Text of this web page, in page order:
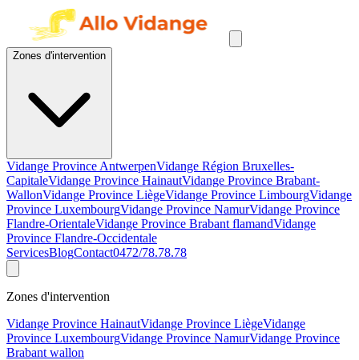
Zones d'intervention
Vidange Province AntwerpenVidange Région Bruxelles-
CapitaleVidange Province HainautVidange Province Brabant-
WallonVidange Province LiègeVidange Province LimbourgVidange
Province LuxembourgVidange Province NamurVidange Province
Flandre-OrientaleVidange Province Brabant flamandVidange
Province Flandre-Occidentale
ServicesBlogContact0472/78.78.78
Zones d'intervention
Vidange Province HainautVidange Province LiègeVidange
Province LuxembourgVidange Province NamurVidange Province
Brabant wallon